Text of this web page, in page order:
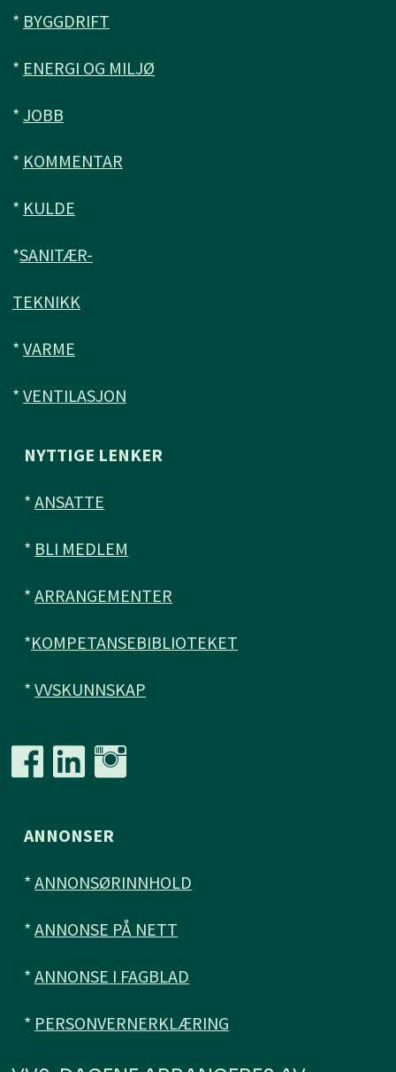
* BYGGDRIFT
* ENERGI OG MILJØ
* JOBB
* KOMMENTAR
* KULDE
*SANITÆR-
TEKNIKK
* VARME
* VENTILASJON
NYTTIGE LENKER
*ANSATTE
* BLI MEDLEM
*ARRANGEMENTER
*KOMPETANSEBIBLIOTEKET
*VVSKUNNSKAP
ANNONSER
*ANNONSØRINNHOLD
*ANNONSE PÅ NETT
*ANNONSE I FAGBLAD
* PERSONVERNERKLÆRING